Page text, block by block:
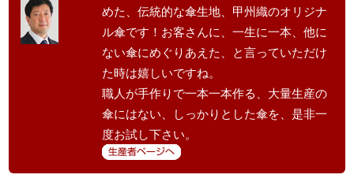
めた、伝統的な傘生地、甲州織のオリジナ
ル傘です！お客さんに、一生に一本、他に
ない傘にめぐりあえた、と言っていただけ
た時は嬉しいですね。
職人が手作りで一本一本作る、大量生産の
傘にはない、しっかりとした傘を、是非一
度お試し下さい。